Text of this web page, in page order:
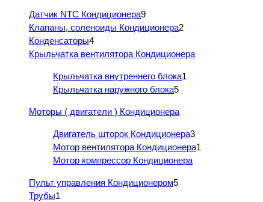
Датчик NTC Кондиционера9
Клапаны, соленоиды Кондиционера2
Конденсаторы4
Крыльчатка вентилятора Кондиционера
Крыльчатка внутреннего блока1
Крыльчатка наружного блока5
Моторы ( двигатели ) Кондиционера
Двигатель шторок Кондиционера3
Мотор вентилятора Кондиционера1
Мотор компрессор Кондиционера
Пульт управления Кондиционером5
Трубы1